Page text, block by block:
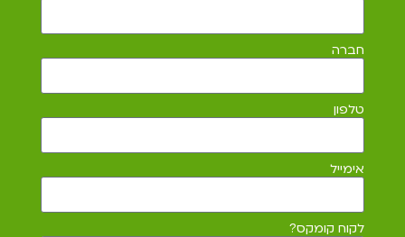
חברה
טלפון
אימייל
לקוח קומקס?